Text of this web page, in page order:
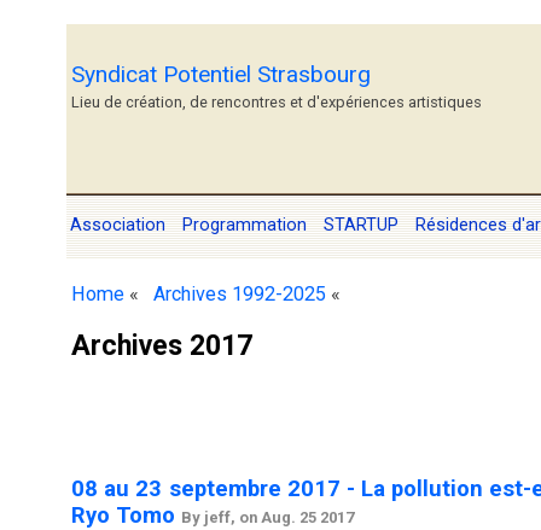
Syndicat Potentiel Strasbourg
Lieu de création, de rencontres et d'expériences artistiques
Association Programmation STARTUP Résidences
Home « Archives 1992-2025 «
Archives 2017
08 au 23 septembre 2017 - La pollution
Ryo Tomo By jeff, on Aug. 25 2017